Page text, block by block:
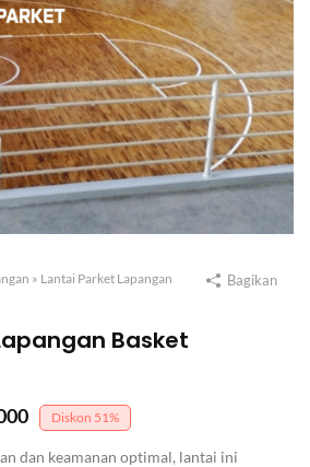
» Lantai Parket Lapangan
Basket
Harga
saat
Diskon 51%
dan keamanan optimal, lantai ini
Bagikan